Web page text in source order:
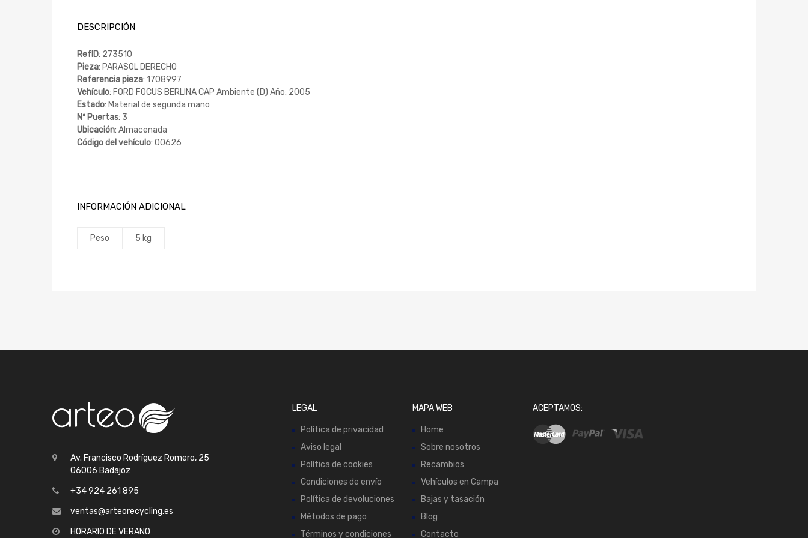
DESCRIPCIÓN
RefID: 273510
Pieza: PARASOL DERECHO
Referencia pieza: 1708997
Vehículo: FORD FOCUS BERLINA CAP Ambiente (D) Año: 2005
Estado: Material de segunda mano
Nº Puertas: 3
Ubicación: Almacenada
Código del vehículo: 00626
INFORMACIÓN ADICIONAL
Peso 5 kg
Av. Francisco Rodríguez Romero, 25
06006 Badajoz
+34 924 261 895
ventas@arteorecycling.es
HORARIO DE VERANO
LEGAL
Política de privacidad
Aviso legal
Política de cookies
Condiciones de envío
Política de devoluciones
Métodos de pago
Términos y condiciones
MAPA WEB
Home
Sobre nosotros
Recambios
Vehículos en Campa
Bajas y tasación
Blog
Contacto
ACEPTAMOS: